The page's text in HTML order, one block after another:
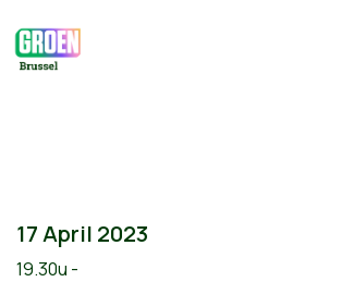
17 April 2023
19.30u -